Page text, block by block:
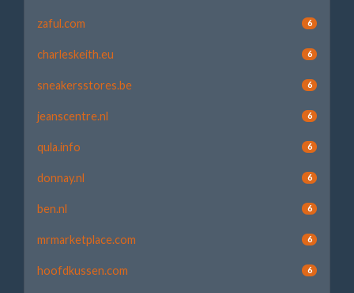
zaful.com 6
charleskeith.eu 6
sneakersstores.be 6
jeanscentre.nl 6
qula.info 6
donnay.nl 6
ben.nl 6
mrmarketplace.com 6
hoofdkussen.com 6